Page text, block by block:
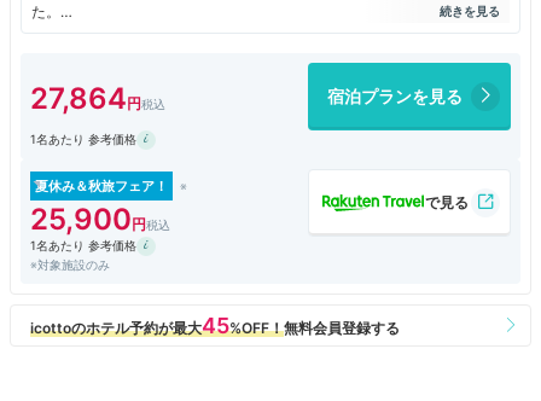
た。
大きすぎず程よい規模の旅館でインテリアも良い感じ。囲炉裏のあるラウ
到着直後の明るいうちに入りましたが、貸切温泉も多いせいか他に入って
いる人がいなくて夫と貸切状態で満喫することができました。泉質、大き
さ、雰囲気、全て最高レベルだと思います。
ました。
ウエルカムスイーツのドライフルーツが美味しかった。
お食事も大満足です。夕食後は囲炉裏のラウンジでデザートとフリードリ
ンクを楽しみましたがウイスキーもフリーでした。
小学生以下は宿泊不可だそうです。大人の休暇にぴったりな宿だと思いま
27,864 宿泊プランを見る
1名あたり 参考価格
夏休み＆秋旅フェア！
25,900
1名あたり 参考価格
※対象施設のみ